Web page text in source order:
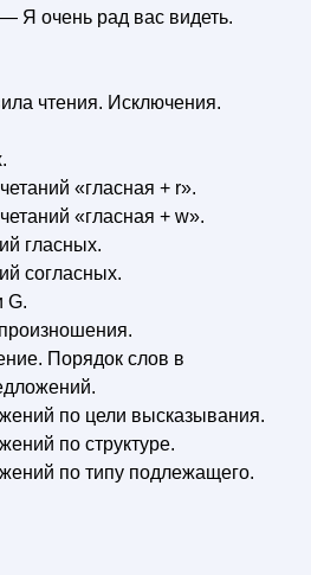
Я очень рад вас видеть.
чтения. Исключения.
«гласная + r».
«гласная + w».
гласных.
согласных.
G.
Порядок слов в
по цели высказывания.
по структуре.
по типу подлежащего.